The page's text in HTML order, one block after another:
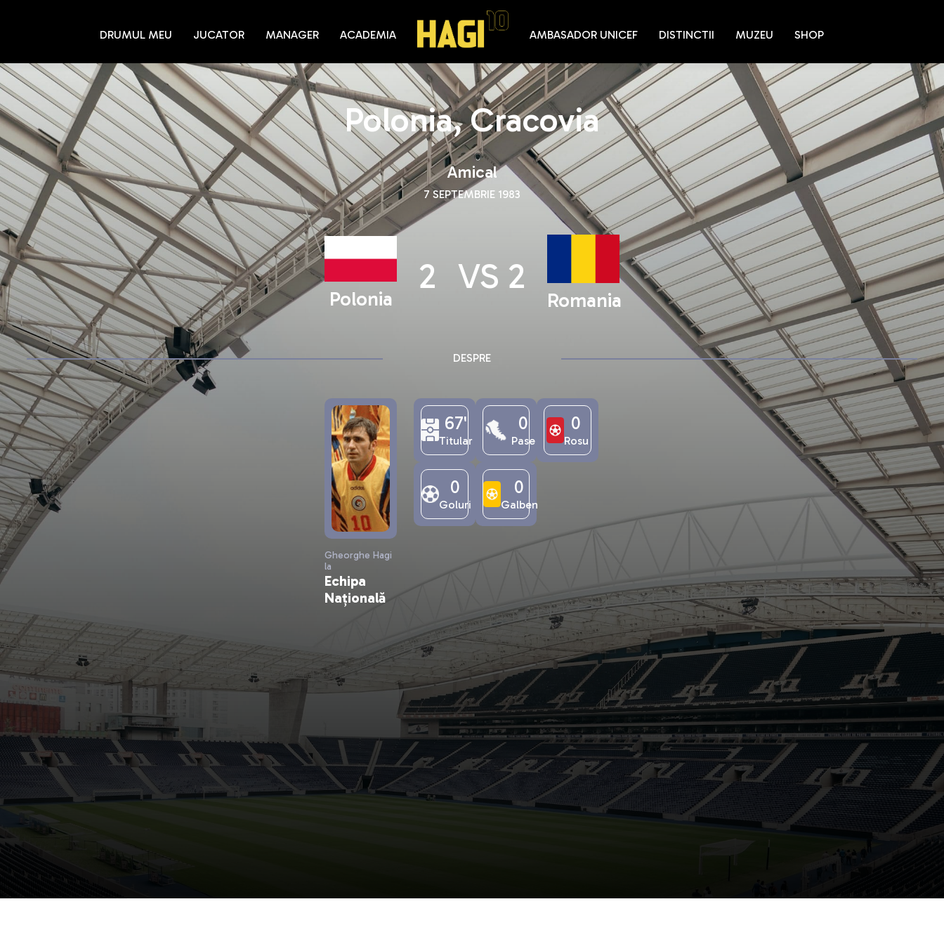
DRUMUL MEU JUCATOR MANAGER ACADEMIA AMBASADOR UNICEF DISTINCTII MUZEU SHOP
Polonia, Cracovia
Amical
7 SEPTEMBRIE 1983
Polonia
2 VS 2
Romania
DESPRE
Gheorghe Hagi
la
Echipa
Națională
67'
Titular
0
Pase
0
Rosu
0
Goluri
0
Galben